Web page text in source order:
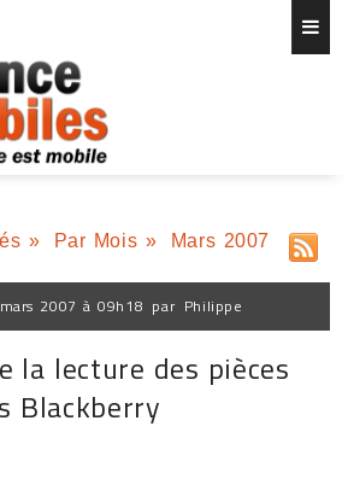
» Par Mois » Mars 2007
2007 à 09h18 par Philippe
la lecture des pièces
Blackberry